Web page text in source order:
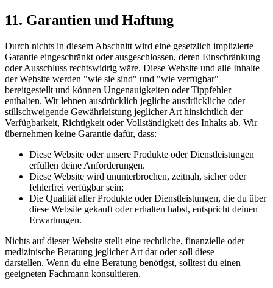
11. Garantien und Haftung
Durch nichts in diesem Abschnitt wird eine gesetzlich implizierte
Garantie eingeschränkt oder ausgeschlossen, deren Einschränkung
oder Ausschluss rechtswidrig wäre. Diese Website und alle Inhalte
der Website werden "wie sie sind" und "wie verfügbar"
bereitgestellt und können Ungenauigkeiten oder Tippfehler
enthalten. Wir lehnen ausdrücklich jegliche ausdrückliche oder
stillschweigende Gewährleistung jeglicher Art hinsichtlich der
Verfügbarkeit, Richtigkeit oder Vollständigkeit des Inhalts ab. Wir
übernehmen keine Garantie dafür, dass:
Diese Website oder unsere Produkte oder Dienstleistungen
erfüllen deine Anforderungen.
Diese Website wird ununterbrochen, zeitnah, sicher oder
fehlerfrei verfügbar sein;
Die Qualität aller Produkte oder Dienstleistungen, die du über
diese Website gekauft oder erhalten habst, entspricht deinen
Erwartungen.
Nichts auf dieser Website stellt eine rechtliche, finanzielle oder
medizinische Beratung jeglicher Art dar oder soll diese
darstellen. Wenn du eine Beratung benötigst, solltest du einen
geeigneten Fachmann konsultieren.